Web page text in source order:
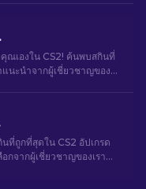
ณเองใน CS2! ค้นพบสกินที่
นะนำจากผู้เชี่ยวชาญของ
ที่ถูกที่สุดใน CS2 อัปเกรด
กจากผู้เชี่ยวชาญของเรา